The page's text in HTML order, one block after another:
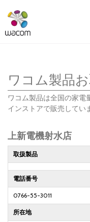
ワコム製品
ワコム製品は全国の家電
インストアで販売してい
上新電機射水店
取扱製品
電話番号
0766-55-3011
所在地